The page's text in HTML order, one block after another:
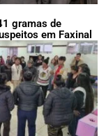
gramas de
em Faxinal